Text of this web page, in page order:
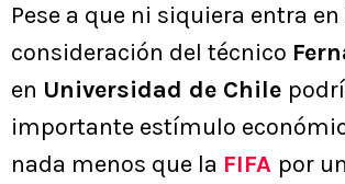
Pese a que ni siquiera entra en
consideración del técnico
en Universidad de Chile
importante estímulo
nada menos que la FIFA por